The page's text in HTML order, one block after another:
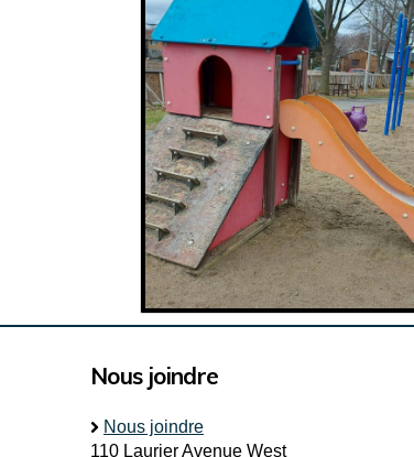
Nous joindre
Nous joindre
110 Laurier Avenue West